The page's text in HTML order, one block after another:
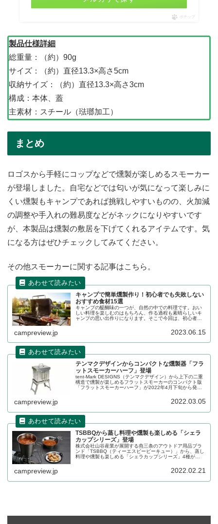
ポチップ
製品仕様詳細
総重量：（約）90g
サイズ：（約）直径13.3×高さ5cm
収納サイズ：（約）直径13.3×高さ3cm
構成：本体、蓋
主素材：スチール（琺瑯加工）
まとめ
ロゴスから手軽にコップなどで燻製が楽しめるスモーカー
が登場しました。自宅などでは匂いが気になって楽しみに
くい燻製もキャンプであれば挑戦しやすいものの、火加減
の調整や手入れの難易度などがネックになりやすいです
が、本製品は燻製の敷居を下げてくれるアイテムです。気
になる方はぜひチェックしてみてください。
その他スモーカーに関する記事はこちら。
キャンプで簡単燻製作り！初心者でも失敗しない
おすすめ食材15選
キャンプの醍醐味の一つが、自然の中での料理です。おい
しい料理を楽しむのはもちろん、作る過程も素晴らしいキ
ャンプの思い出作りになります。そこで今回は、初心者で
燻製食材についてもご紹介しますので、この機会にぜひ手
作り薫製に挑戦して、キャンプの楽しみをさらに広げてく
campreview.jp 2023.06.15
テンマクデザインからコンパクトな燻製器「フラ
ットスモーカーハーフ」登場
tent-Mark DESIGNS（テンマクデザイン）から上下の二重
構造で燻製が楽しめるフラットスモーカーのコンパクト版
「フラットスモーカーハーフ」が2022年4月下旬から発売
campreview.jp 2022.03.05
TSBBQから蒸し料理や燻製も楽しめる「シェラ
カップシリーズ」登場
株式会社山谷産業が展開する燕三条のアウトドア用品ブラ
ンド「TSBBQ（ティーエスビービーキュー）」から、蒸し
料理や燻製も楽しめる「シェラカップシリーズ」4種が
campreview.jp 2022.02.21